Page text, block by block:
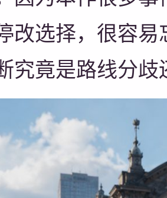
改选择，很容
究竟是路线分